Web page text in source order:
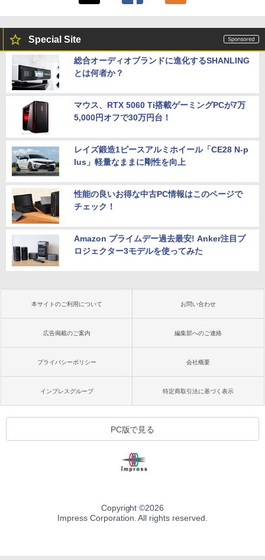
Special Site
総合オーディオブランドに進化するSHANLING
とは何者か？
マウス、RTX 5060 Ti搭載ゲーミングPCが7万
5,000円オフで30万円台！
レイズ鍛造1ピースアルミホイール「CE28 N-p
lus」軽量なままに剛性を向上
性能の良いお得な中古PC情報はこのページで
チェック！
Amazon プライムデー過去最安! Anker注目プ
ロジェクター3モデルを使ってみた
本サイトのご利用について お問い合わせ
広告掲載のご案内 編集部へのご連絡
プライバシーポリシー 会社概要
インプレスグループ 特定商取引法に基づく表示
PC版で見る
Copyright ©2026
Impress Corporation. All rights reserved.